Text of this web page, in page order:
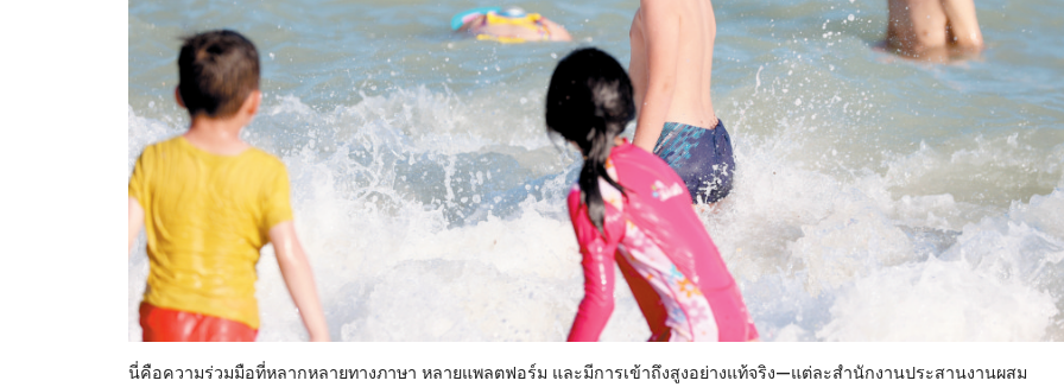
นี่คือความร่วมมือที่หลากหลายทางภาษา หลายแพลตฟอร์ม และมีการเข้าถึงสูงอย่างแท้จริง—แต่ละสํานักงานประสานงานผสม